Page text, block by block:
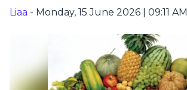
Liaa - Monday, 15 June 2026 | 09:11 AM